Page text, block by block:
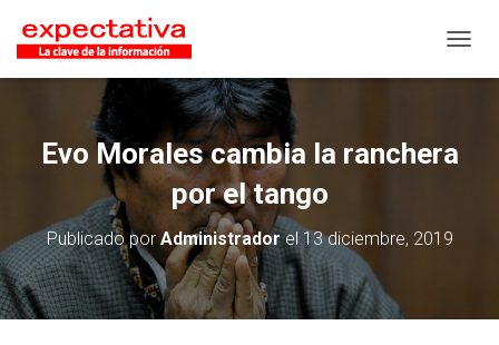
Evo Morales cambia la ranchera
por el tango
Publicado porAdministradorel 13 diciembre, 2019